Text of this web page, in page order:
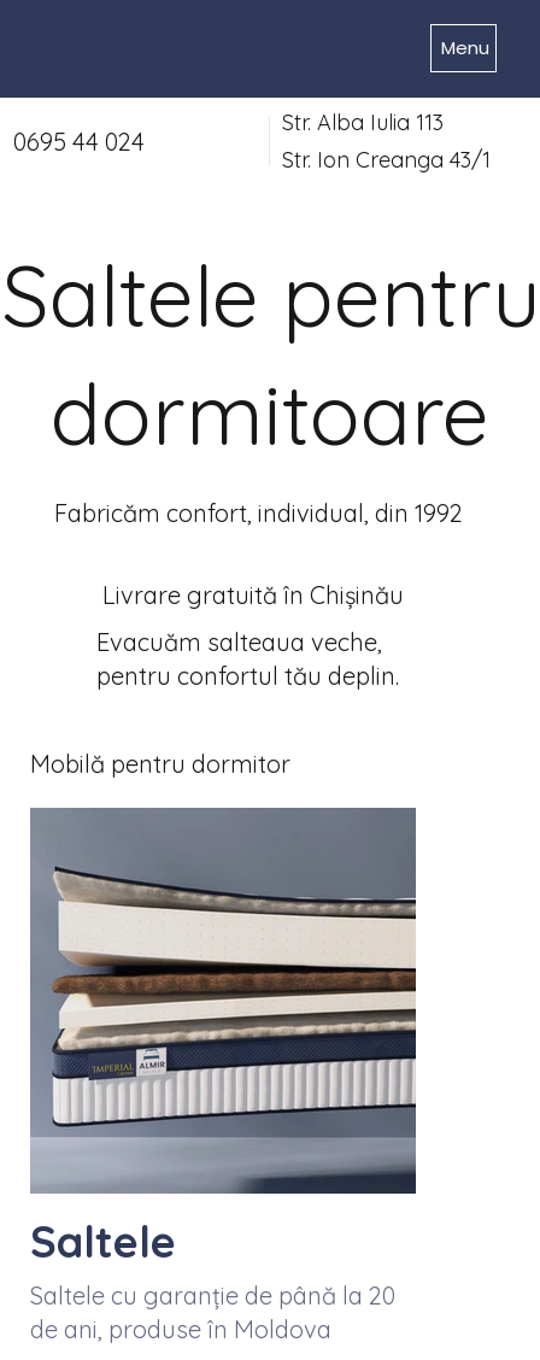
Menu
0695 44 024
Str. Ion Creanga 43/1
Str. Alba Iulia 113
Saltele pentru
dormitoare
Fabricăm confort, individual, din 1992
Evacuăm salteaua veche,
pentru confortul tău deplin.
Livrare gratuită în Chișinău
Mobilă pentru dormitor
Saltele
Saltele cu garanție de până la 20
de ani, produse în Moldova